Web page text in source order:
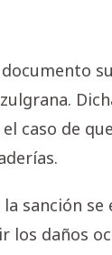
documento
caso de
sanción
los daños